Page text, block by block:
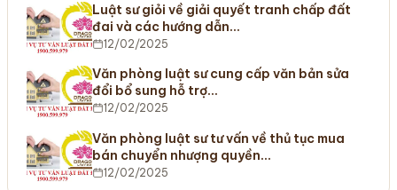
Luật sư giỏi về giải quyết tranh chấp đất
đai và các hướng dẫn…
12/02/2025
Văn phòng luật sư cung cấp văn bản sửa
đổi bổ sung hỗ trợ…
12/02/2025
Văn phòng luật sư tư vấn về thủ tục mua
bán chuyển nhượng quyền…
12/02/2025